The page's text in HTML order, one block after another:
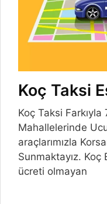
Koç Taksi
Koç Taksi
Mahallelerinde
araçlarımızla
Sunmaktayız. Koç
ücreti olmayan